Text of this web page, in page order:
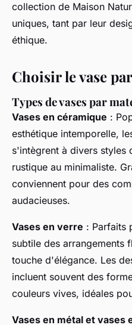
collection de Maison
uniques, tant par leur
éthique.
Choisir le vase
Types de vases par
Vases en céramique :
esthétique intemporelle,
s'intègrent à divers styles
rustique au minimaliste.
conviennent pour des
audacieuses.
Vases en verre : Parfaits
subtile des arrangements
touche d'élégance. Les
incluent souvent des
couleurs vives, idéales
Vases en métal et vases